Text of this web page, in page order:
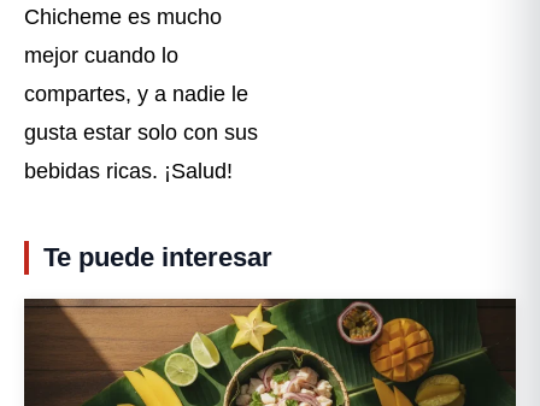
Chicheme es mucho
mejor cuando lo
compartes, y a nadie le
gusta estar solo con sus
bebidas ricas. ¡Salud!
Te puede interesar